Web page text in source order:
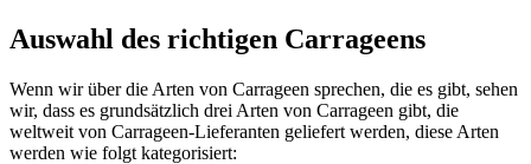
Auswahl des richtigen Carrageens
Wenn wir über die Arten von Carrageen sprechen, die es gibt, sehen
wir, dass es grundsätzlich drei Arten von Carrageen gibt, die
weltweit von Carrageen-Lieferanten geliefert werden, diese Arten
werden wie folgt kategorisiert: